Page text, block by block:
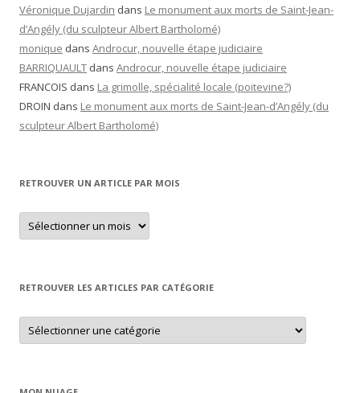
Véronique Dujardin dans Le monument aux morts de Saint-Jean-
d’Angély (du sculpteur Albert Bartholomé)
monique dans Androcur, nouvelle étape judiciaire
BARRIQUAULT dans Androcur, nouvelle étape judiciaire
FRANCOIS dans La grimolle, spécialité locale (poitevine?)
DROIN dans Le monument aux morts de Saint-Jean-d’Angély (du
sculpteur Albert Bartholomé)
RETROUVER UN ARTICLE PAR MOIS
Retrouver
un
article
RETROUVER LES ARTICLES PAR CATÉGORIE
Retrouver
les
articles